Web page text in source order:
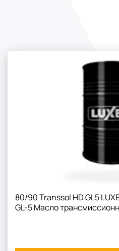
80/90 Transsol HD GL5
GL-5 Масло